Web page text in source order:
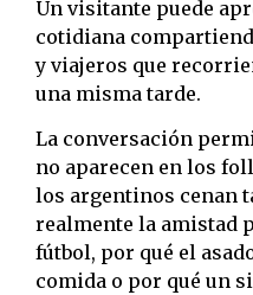
Un visitante puede
cotidiana
y viajeros que
una misma tarde.
La conversación
no aparecen en los
los argentinos cenan
realmente la amistad
fútbol, por qué el
comida o por qué un